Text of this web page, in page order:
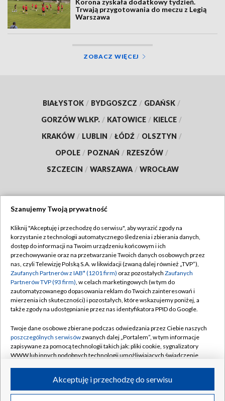
Korona zyskała dodatkowy tydzień.
Trwają przygotowania do meczu z Legią
Warszawa
ZOBACZ WIĘCEJ
BIAŁYSTOK / BYDGOSZCZ / GDAŃSK /
GORZÓW WLKP. / KATOWICE / KIELCE /
KRAKÓW / LUBLIN / ŁÓDŹ / OLSZTYN /
OPOLE / POZNAŃ / RZESZÓW /
SZCZECIN / WARSZAWA / WROCŁAW
TVP
Abonament TVP
Emisja w TVP
Centrum informacji TVP
Naziemna Telewizja Cyfrowa
Rada Programowa
System NOS
Informacje o nadawcy
Program dla prasy
Regulamin TVP
Polityka prywatności
Moje zgody
Pomoc
Kontakt
Kanały
©2026 Telewizja Polska S.A. w likwidacji
Szanujemy Twoją prywatność
Kliknij "Akceptuję i przechodzę do serwisu", aby wyrazić zgody na
korzystanie z technologii automatycznego śledzenia i zbierania danych,
dostęp do informacji na Twoim urządzeniu końcowym i ich
przechowywanie oraz na przetwarzanie Twoich danych osobowych przez
nas, czyli Telewizję Polską S.A. w likwidacji (zwaną dalej również „TVP”),
Zaufanych Partnerów z IAB* (1201 firm) oraz pozostałych Zaufanych
Partnerów TVP (93 firm), w celach marketingowych (w tym do
zautomatyzowanego dopasowania reklam do Twoich zainteresowań i
mierzenia ich skuteczności) i pozostałych, które wskazujemy poniżej, a
także zgody na udostępnianie przez nas identyfikatora PPID do Google.
Twoje dane osobowe zbierane podczas odwiedzania przez Ciebie naszych
poszczególnych serwisówzwanych dalej „Portalem”, w tym informacje
zapisywane za pomocą technologii takich jak: pliki cookie, sygnalizatory
WWW lub innych podobnych technologii umożliwiających świadczenie
ruchu w Internecie.Akceptuję i przechodzę do serwisu